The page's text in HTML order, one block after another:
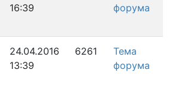
16:39
форума
24.04.2016
13:39
6261
Тема
форума